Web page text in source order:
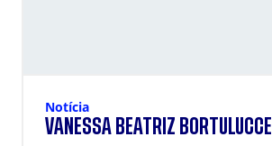
Notícia
VANESSA BEATRIZ BORTULUCCE